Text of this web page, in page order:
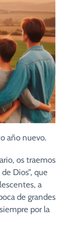
año nuevo.
os traemos
Dios”, que
a
de grandes
por la